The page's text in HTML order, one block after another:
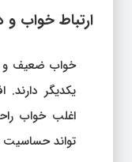
ارتباط خواب و
خواب ضعیف و
یکدیگر دارند.
اغلب خواب
تواند حساسیت